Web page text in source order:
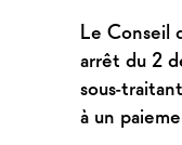
Le Conseil
arrêt du 2
sous-
à un